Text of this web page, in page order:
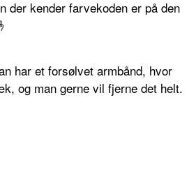
der kender farvekoden er på den
har et forsølvet armbånd, hvor
og man gerne vil fjerne det helt.